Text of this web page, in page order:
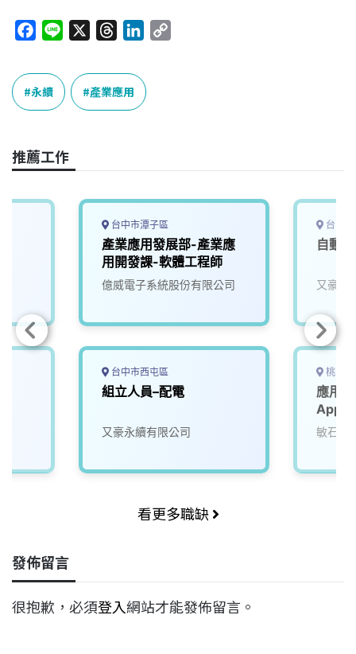
c
e
b
o
k
e
r
e
a
k
n
k
永續 產業應用
推薦工作
台中市潭子區
產業應用發展部-產業應
用開發課-軟體工程師
億威電子系統股份有限公司
台中市西屯區
組立人員–配電
又豪永續有限公司
台中
自動
又豪永
桃園
應用
敏石系
看更多職缺
發佈留言
很抱歉，必須登入網站才能發佈留言。